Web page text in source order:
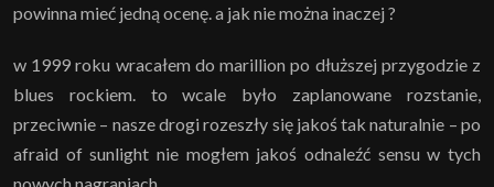
powinna mieć jedną ocenę. a jak nie można inaczej ?
w 1999 roku wracałem do marillion po dłuższej przygodzie z
blues rockiem. to wcale było zaplanowane rozstanie,
przeciwnie – nasze drogi rozeszły się jakoś tak naturalnie – po
afraid of sunlight nie mogłem jakoś odnaleźć sensu w tych